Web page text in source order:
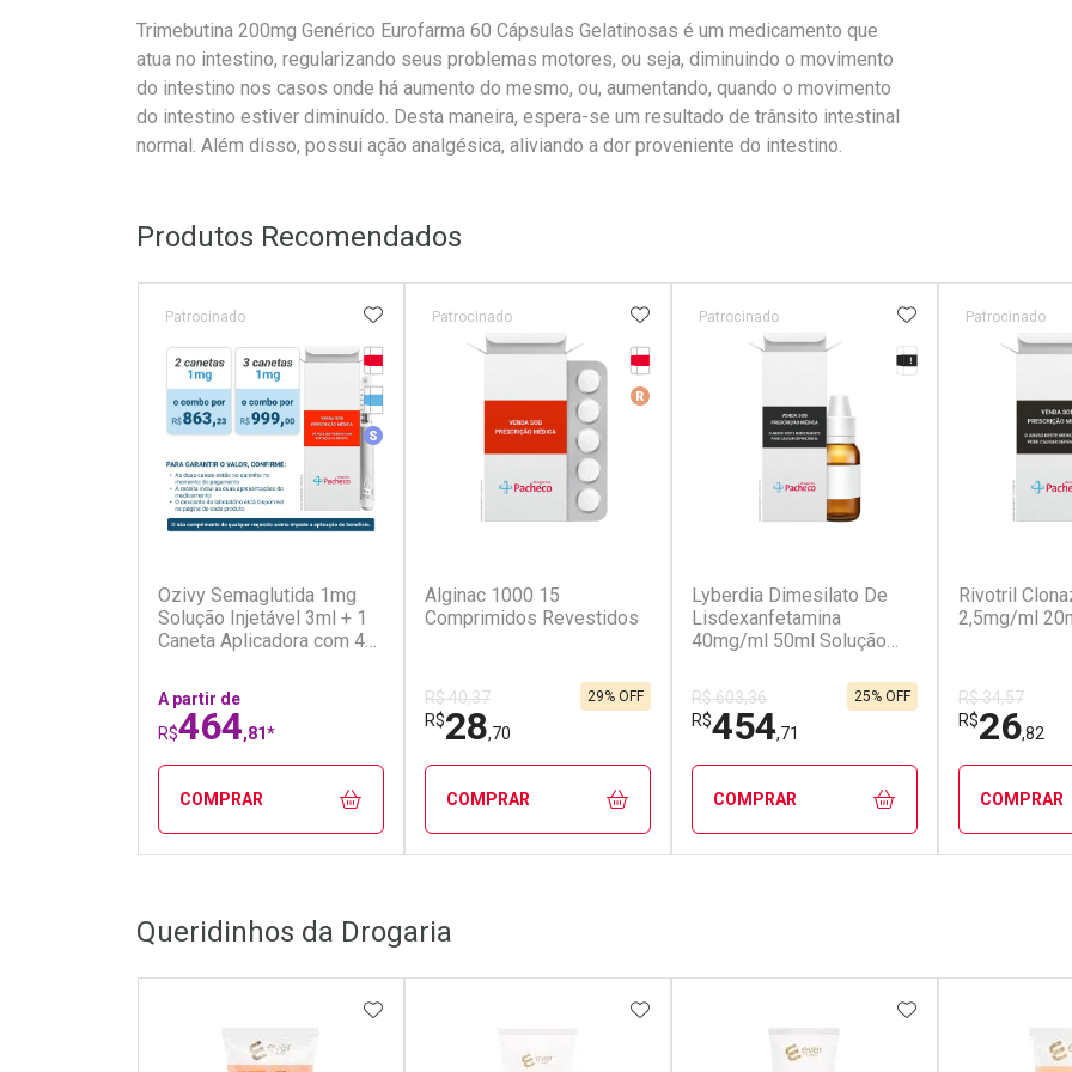
Trimebutina 200mg Genérico Eurofarma 60 Cápsulas Gelatinosas é um medicamento que
atua no intestino, regularizando seus problemas motores, ou seja, diminuindo o movimento
do intestino nos casos onde há aumento do mesmo, ou, aumentando, quando o movimento
do intestino estiver diminuído. Desta maneira, espera-se um resultado de trânsito intestinal
normal. Além disso, possui ação analgésica, aliviando a dor proveniente do intestino.
Produtos Recomendados
Ozivy Semaglutida 1mg
Solução Injetável 3ml + 1
Caneta Aplicadora com 4
Tarja Vermelha
Medicamento Refrigerado
Medicamento Similar
Patrocinado
A partir de
R$464,81*
ADICIONAR AOS FAVORITOS
COMPRAR
Laboratório
Por Menos
Alginac 1000 15
Comprimidos Revestidos
Tarja Vermelha
Medicamento De Referência
Patrocinado
R$ 40,37
R$28,70
29% OFF
ADICIONAR AOS FAVORITOS
COMPRAR
Laboratório
Por Menos
Lyberdia Dimesilato De
Lisdexanfetamina
40mg/ml 50ml Solução
Tarja Preta
Patrocinado
R$ 603,36
R$454,71
25% OFF
ADICIONAR AOS
COMPRAR
Rivotril
2,5mg/ml
Patrocinado
R$ 34,57
R$26,82
COMPRAR
Queridinhos da Drogaria
ADICIONAR AOS FAVORITOSADICIONAR AOS FAVORITOSADICIONAR AOS